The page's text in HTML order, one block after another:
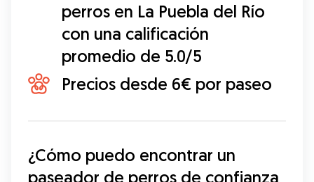
perros en La Puebla del Río
con una calificación
promedio de 5.0/5
Precios desde 6€ por paseo
¿Cómo puedo encontrar un
paseador de perros de confianza